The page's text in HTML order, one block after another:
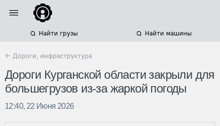
Найти грузы Найти машины
← Дороги, инфраструктура
Дороги Курганской области закрыли для
большегрузов из-за жаркой погоды
12:40, 22 Июня 2026